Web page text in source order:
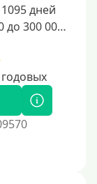
дней
от 15 000 до 300 000 ₽